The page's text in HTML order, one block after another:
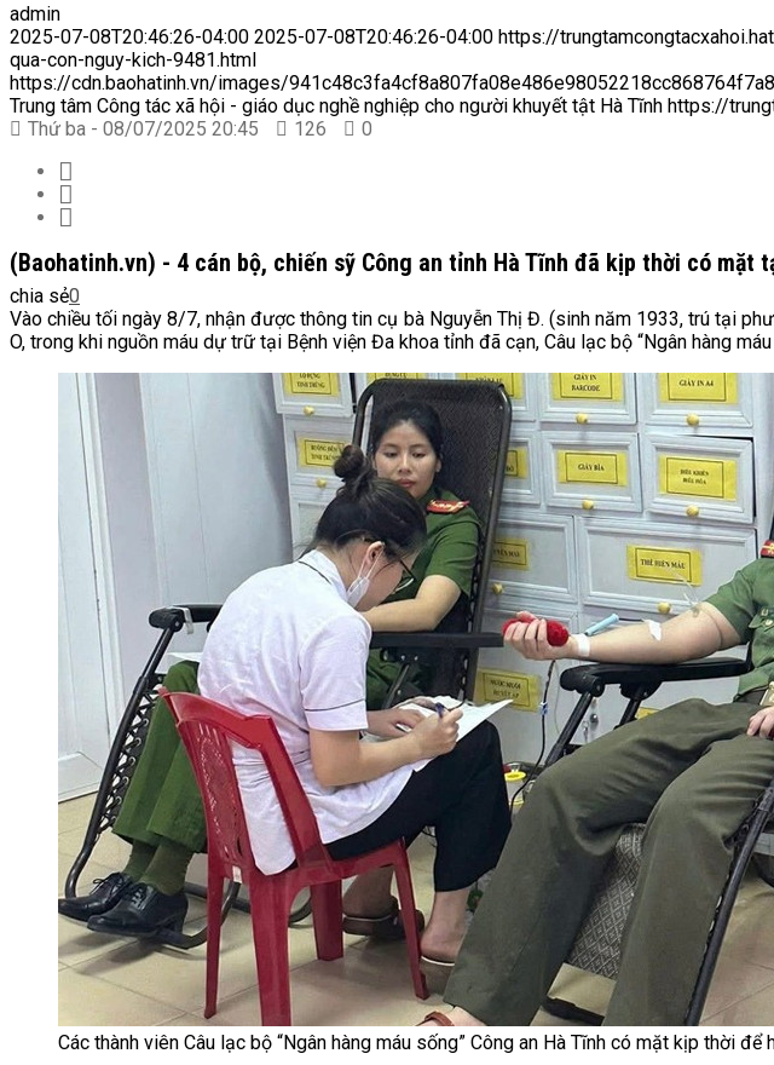
admin
2025-07-08T20:46:26-04:00 2025-07-08T20:46:26-04:00 https://
qua-con-nguy-kich-9481.html
https://cdn.baohatinh.vn/images/
Trung tâm Công tác xã hội - giáo dục nghề nghiệp cho người khuyết tật Hà Tĩnh https://
Thứ ba - 08/07/2025 20:45
126 0
(Baohatinh.vn) - 4 cán bộ, chiến sỹ Công an tỉnh Hà Tĩnh đã kịp thời có
chia sẻ0
Vào chiều tối ngày 8/7, nhận được thông tin cụ bà Nguyễn Thị Đ. (sinh năm 1933, trú tại
O, trong khi nguồn máu dự trữ tại Bệnh viện Đa khoa tỉnh đã cạn, Câu lạc bộ “Ngân hàng
Các thành viên Câu lạc bộ “Ngân hàng máu sống” Công an Hà Tĩnh có mặt kịp thời để